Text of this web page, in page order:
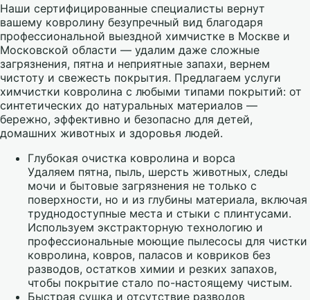
Наши сертифицированные специалисты вернут
вашему ковролину безупречный вид благодаря
профессиональной выездной химчистке в Москве и
Московской области — удалим даже сложные
загрязнения, пятна и неприятные запахи, вернем
чистоту и свежесть покрытия. Предлагаем услуги
химчистки ковролина с любыми типами покрытий: от
синтетических до натуральных материалов —
бережно, эффективно и безопасно для детей,
домашних животных и здоровья людей.
Глубокая очистка ковролина и ворса
Удаляем пятна, пыль, шерсть животных, следы
мочи и бытовые загрязнения не только с
поверхности, но и из глубины материала, включая
труднодоступные места и стыки с плинтусами.
Используем экстракторную технологию и
профессиональные моющие пылесосы для чистки
ковролина, ковров, паласов и ковриков без
разводов, остатков химии и резких запахов,
чтобы покрытие стало по-настоящему чистым.
Быстрая сушка и отсутствие разводов